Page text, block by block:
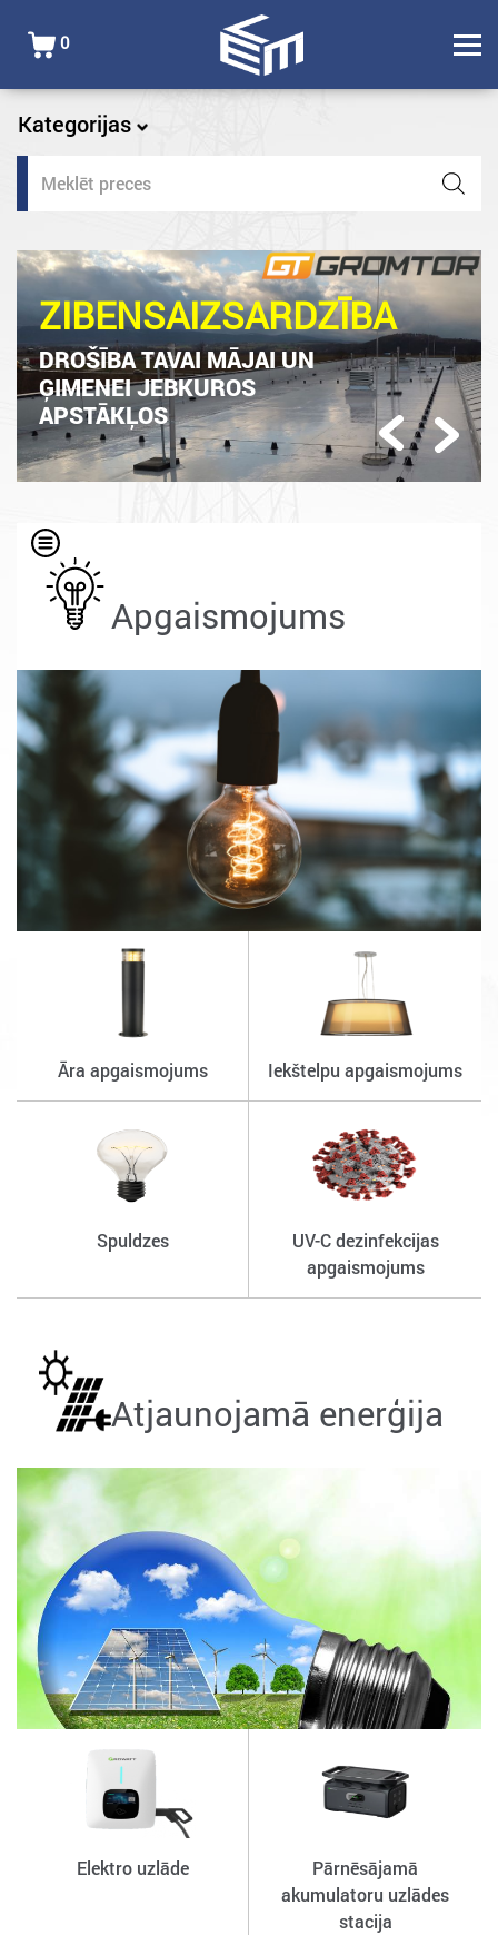
0
Kategorijas
Products
search
ZIBENSAIZSARDZĪBA
DROŠĪBA TAVAI MĀJAI UN
ĢIMENEI JEBKUROS
APSTĀKĻOS
PreviousNext
Apgaismojums
Āra apgaismojums Iekštelpu apgaismojums
Spuldzes
UV-C dezinfekcijas
apgaismojums
Atjaunojamā enerģija
Elektro uzlāde
Pārnēsājamā
akumulatoru uzlādes
stacija